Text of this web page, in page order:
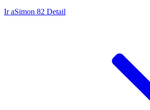
Ir aSimon 82 Detail